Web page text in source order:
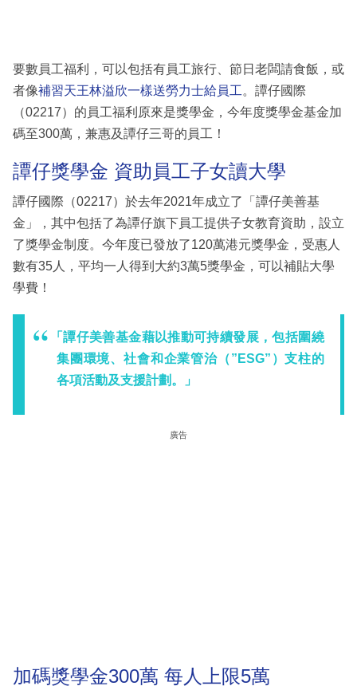
要數員工福利，可以包括有員工旅行、節日老闆請食飯，或
者像補習天王林溢欣一樣送勞力士給員工 。譚仔國際
（02217）的員工福利原來是獎學金，今年度獎學金基金加
碼至300萬，兼惠及譚仔三哥的員工！
譚仔獎學金 資助員工子女讀大學
譚仔國際（02217）於去年2021年成立了「譚仔美善基
金」，其中包括了為譚仔旗下員工提供子女教育資助，設立
了獎學金制度。今年度已發放了120萬港元獎學金，受惠人
數有35人，平均一人得到大約3萬5獎學金，可以補貼大學
學費！
「譚仔美善基金藉以推動可持續發展，包括圍繞
集團環境、社會和企業管治（”ESG”）支柱的
各項活動及支援計劃。」
廣告
加碼獎學金300萬 每人上限5萬